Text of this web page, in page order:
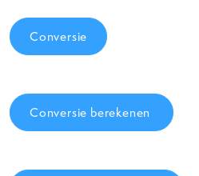
Conversie
Conversie berekenen